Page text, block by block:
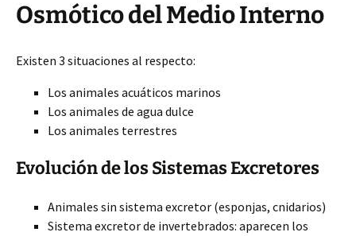
Osmótico del Medio Interno
Existen 3 situaciones al respecto:
Los animales acuáticos marinos
Los animales de agua dulce
Los animales terrestres
Evolución de los Sistemas Excretores
Animales sin sistema excretor (esponjas, cnidarios)
Sistema excretor de invertebrados: aparecen los